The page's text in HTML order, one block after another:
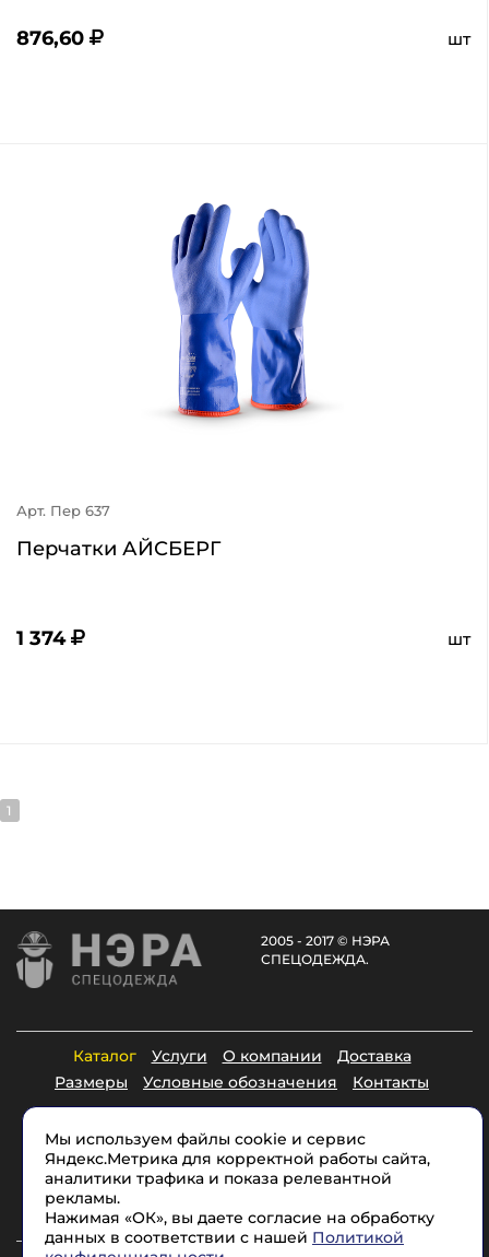
876,60 шт
Арт. Пер 637
Перчатки АЙСБЕРГ
1 374 шт
1
2005 - 2017 © НЭРА
СПЕЦОДЕЖДА.
Каталог Услуги О компании
Доставка
Размеры
Условные обозначения Контакты
8 (965) 715-17-17
Согласие на обработку персональных данных
Мы используем файлы cookie и сервис
Яндекс.Метрика для корректной работы сайта,
аналитики трафика и показа релевантной
рекламы.
Нажимая «ОК», вы даете согласие на обработку
данных в соответствии с нашей Политикой
Быстро с 1С-Битрикс